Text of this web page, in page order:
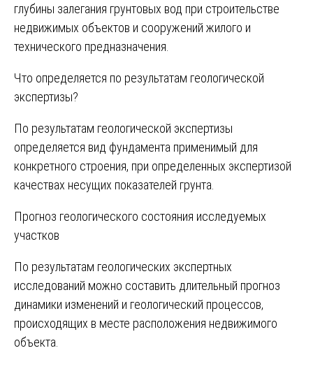
глубины залегания грунтовых вод при строительстве
недвижимых объектов и сооружений жилого и
технического предназначения.
Что определяется по результатам геологической
экспертизы?
По результатам геологической экспертизы
определяется вид фундамента применимый для
конкретного строения, при определенных экспертизой
качествах несущих показателей грунта.
Прогноз геологического состояния исследуемых
участков
По результатам геологических экспертных
исследований можно составить длительный прогноз
динамики изменений и геологический процессов‚
происходящих в месте расположения недвижимого
объекта.